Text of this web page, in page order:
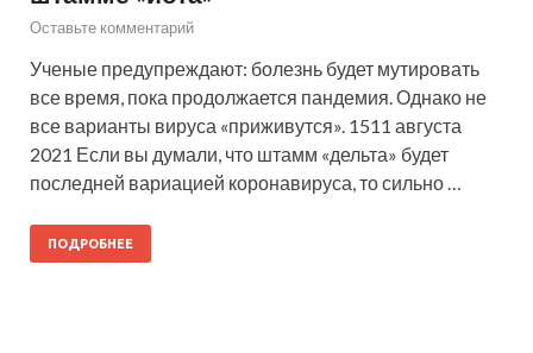
Оставьте комментарий
Ученые предупреждают: болезнь будет мутировать
все время, пока продолжается пандемия. Однако не
все варианты вируса «приживутся». 1511 августа
2021 Если вы думали, что штамм «дельта» будет
последней вариацией коронавируса, то сильно …
ПОДРОБНЕЕ